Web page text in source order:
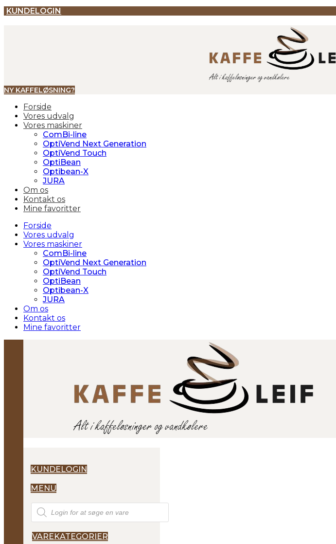
Videre
til
KUNDELOGIN
NY KAFFELØSNING?
Forside
Vores udvalg
Vores maskiner
ComBi-line
OptiVend Next Generation
OptiVend Touch
OptiBean
Optibean-X
JURA
Om os
Kontakt os
Mine favoritter
Forside
Vores udvalg
Vores maskiner
ComBi-line
OptiVend Next Generation
OptiVend Touch
OptiBean
Optibean-X
JURA
Om os
Kontakt os
Mine favoritter
KUNDELOGIN
MENU
Products
search
VAREKATEGORIER